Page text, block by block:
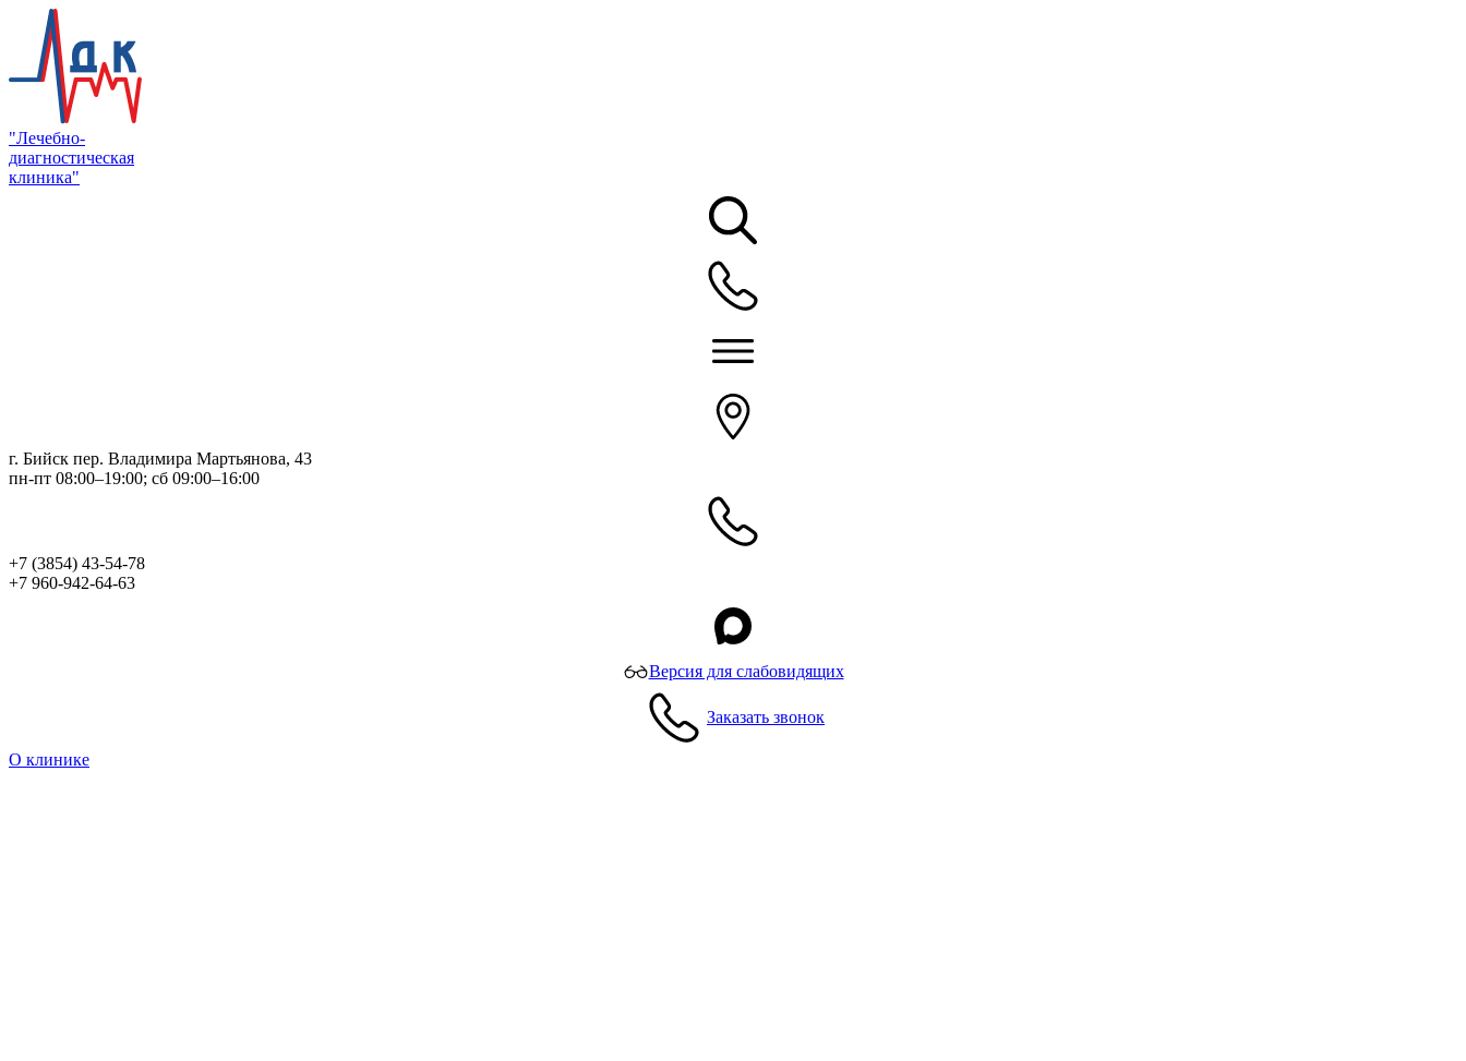
"Лечебно-
диагностическая
клиника"
г. Бийск пер. Владимира Мартьянова, 43
пн-пт 08:00–19:00; сб 09:00–16:00
+7 (3854) 43-54-78
+7 960-942-64-63
Версия для слабовидящих
Заказать звонок
О клинике